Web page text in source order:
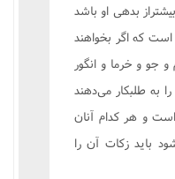
بدهى او باشد
که اگر بخواهند
و جو و خرما و انگور
به طلبکار مى‌دهند
است و هر کدام آنان
بايد زکات آن را